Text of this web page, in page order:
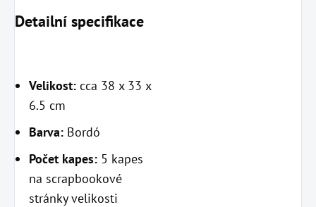
Detailní specifikace
Velikost: cca 38 x 33 x
6.5 cm
Barva: Bordó
Počet kapes: 5 kapes
na scrapbookové
stránky velikosti